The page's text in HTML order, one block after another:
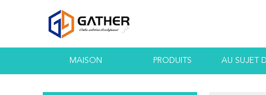
MAISON PRODUITS AU SUJET